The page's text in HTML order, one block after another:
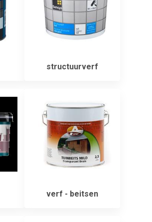
structuurverf
verf - beitsen